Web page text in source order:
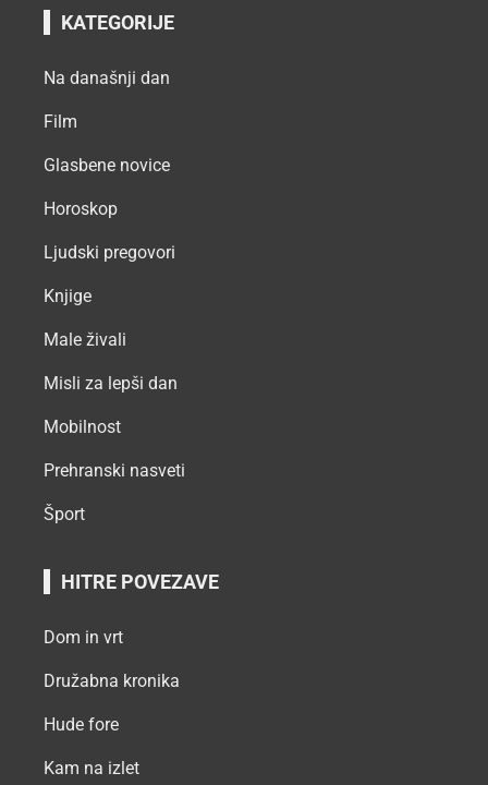
KATEGORIJE
Na današnji dan
Film
Glasbene novice
Horoskop
Ljudski pregovori
Knjige
Male živali
Misli za lepši dan
Mobilnost
Prehranski nasveti
Šport
HITRE POVEZAVE
Dom in vrt
Družabna kronika
Hude fore
Kam na izlet